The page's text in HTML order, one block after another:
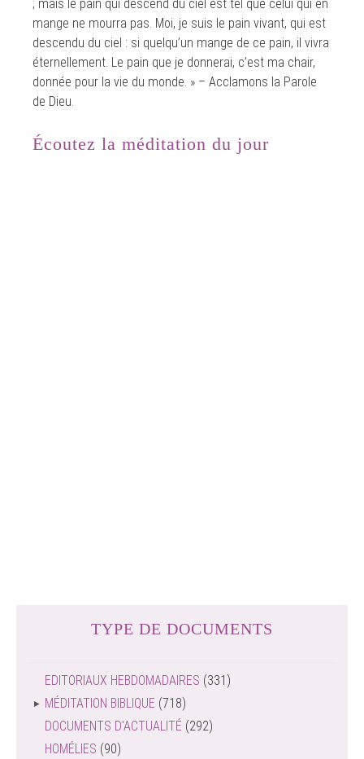
; mais le pain qui descend du ciel est tel que celui qui en
mange ne mourra pas. Moi, je suis le pain vivant, qui est
descendu du ciel : si quelqu’un mange de ce pain, il vivra
éternellement. Le pain que je donnerai, c’est ma chair,
donnée pour la vie du monde. » – Acclamons la Parole
de Dieu.
Écoutez la méditation du jour
TYPE DE DOCUMENTS
EDITORIAUX HEBDOMADAIRES (331)
MÉDITATION BIBLIQUE (718)
DOCUMENTS D'ACTUALITÉ (292)
HOMÉLIES (90)